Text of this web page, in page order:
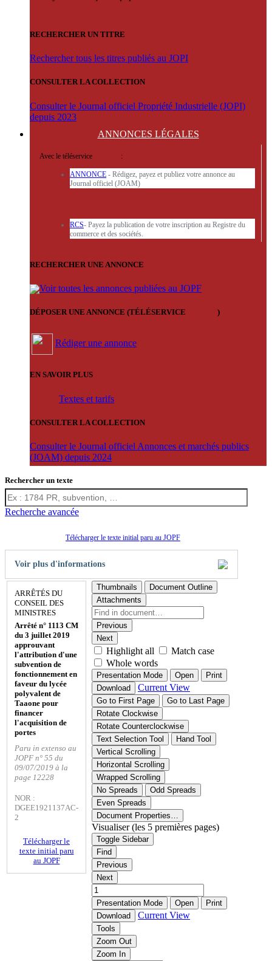
RECHERCHER UN TITRE
Rechercher tous les titres publiés au JOPI
CONSULTER LA COLLECTION
Consulter le Journal officiel Propriété Industrielle (JOPI)
depuis 2023
ANNONCES LÉGALES
Avec le téléservice :
ANNONCE - Rédigez, payez et publiez votre annonce au
Journal officiel (JOAM)
RCS- Payez la publication de votre inscription au Registre du
commerce et des sociétés.
RECHERCHER UNE ANNONCE
Voir toutes les annonces publiées au JOPF
DÉPOSER UNE ANNONCE (TÉLÉSERVICE )
Rédiger une annonce
EN SAVOIR PLUS
Textes et tarifs
CONSULTER LA COLLECTION
Consulter le Journal officiel Annonces et marchés publics
(JOAM) depuis 2024
Rechercher un texte
Recherche avancée
Télécharger le texte initial paru au JOPF
Voir plus d'informations
ARRÊTÉS DU
CONSEIL DES
MINISTRES
Arrêté n° 1113 CM
du 3 juillet 2019
approuvant
l'attribution d'une
subvention de
fonctionnement en
faveur du lycée
polyvalent de
Taaone pour
financer
l'acquisition de
portes
Paru in extenso au
JOPF n° 55 du
09/07/2019 à la
page 12228
NOR :
DGEE1921137AC-
2
Télécharger le
texte initial paru
au JOPF
Thumbnails
Document Outline
Attachments
Previous
Next
Highlight all
Match case
Whole words
Presentation Mode Open
Print
Download
Current View
Go to First Page
Go to Last Page
Rotate Clockwise
Rotate Counterclockwise
Text Selection Tool
Hand Tool
Vertical Scrolling
Horizontal Scrolling
Wrapped Scrolling
No Spreads
Odd Spreads
Even Spreads
Document Properties…
Visualiser (les 5 premières pages)
Toggle Sidebar
Find
Previous
Next
Presentation Mode Open
Print
Download
Current View
Tools
Zoom Out
Zoom In